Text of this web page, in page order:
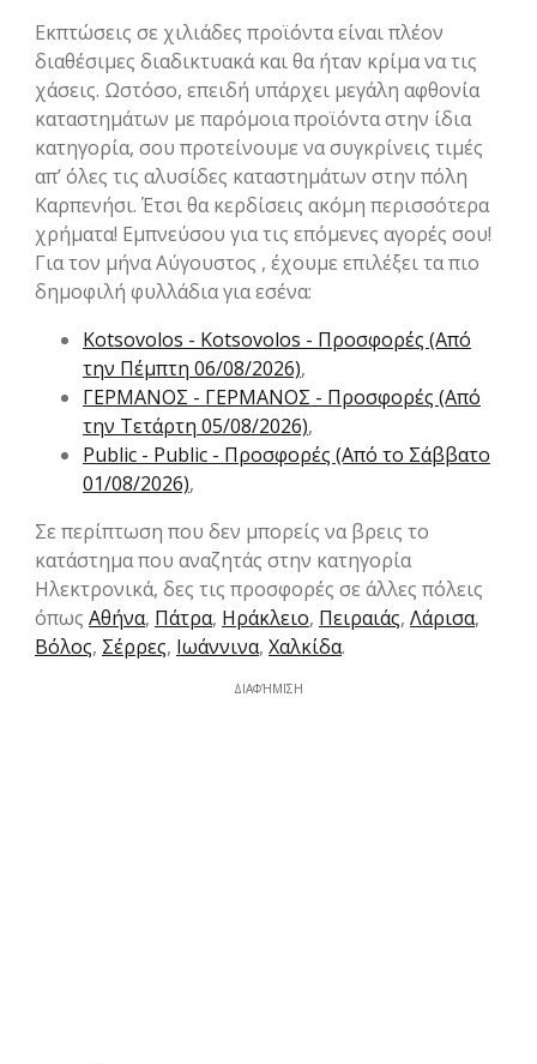
Εκπτώσεις σε χιλιάδες προϊόντα είναι πλέον
διαθέσιμες διαδικτυακά και θα ήταν κρίμα να τις
χάσεις. Ωστόσο, επειδή υπάρχει μεγάλη αφθονία
καταστημάτων με παρόμοια προϊόντα στην ίδια
κατηγορία, σου προτείνουμε να συγκρίνεις τιμές
απ’ όλες τις αλυσίδες καταστημάτων στην πόλη
Καρπενήσι. Έτσι θα κερδίσεις ακόμη περισσότερα
χρήματα! Εμπνεύσου για τις επόμενες αγορές σου!
Για τον μήνα Αύγουστος , έχουμε επιλέξει τα πιο
δημοφιλή φυλλάδια για εσένα:
Kotsovolos - Kotsovolos - Προσφορές (Από
την Πέμπτη 06/08/2026),
ΓΕΡΜΑΝΟΣ - ΓΕΡΜΑΝΟΣ - Προσφορές (Από
την Τετάρτη 05/08/2026),
Public - Public - Προσφορές (Από το Σάββατο
01/08/2026),
Σε περίπτωση που δεν μπορείς να βρεις το
κατάστημα που αναζητάς στην κατηγορία
Hλεκτρονικά, δες τις προσφορές σε άλλες πόλεις
όπως Αθήνα, Πάτρα, Ηράκλειο, Πειραιάς, Λάρισα,
Βόλος, Σέρρες, Ιωάννινα, Χαλκίδα.
ΔΙΑΦΉΜΙΣΗ